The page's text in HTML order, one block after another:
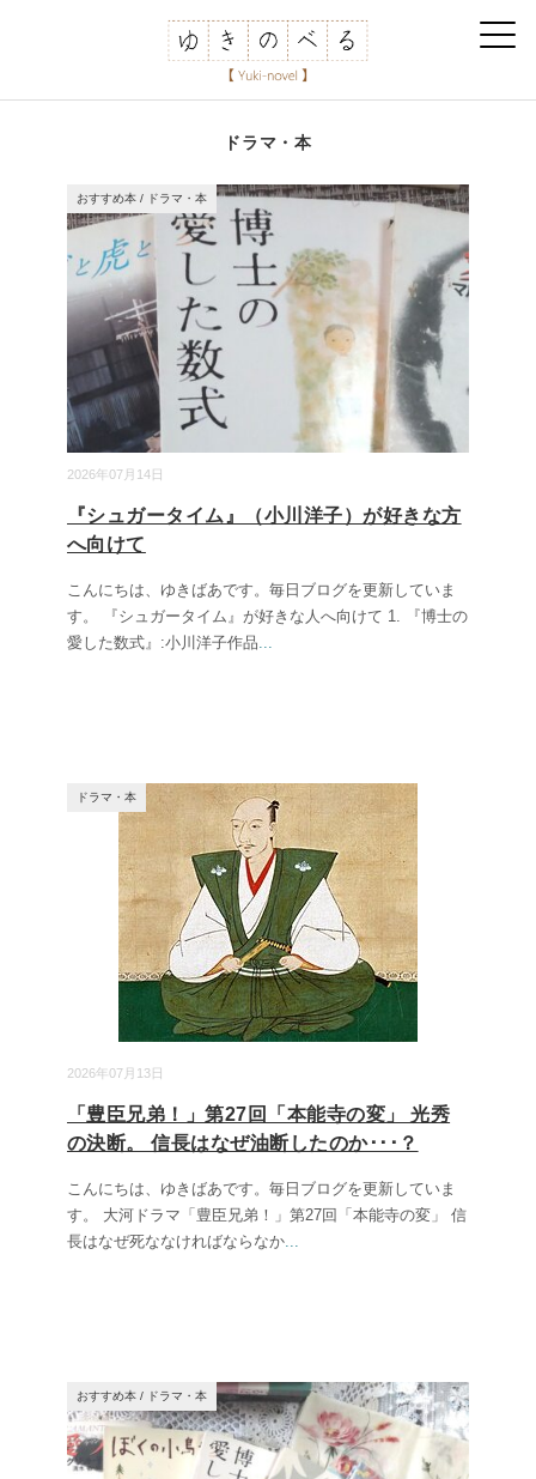
ドラマ・本
2026年07月14日
おすすめ本 / ドラマ・本
『シュガータイム』（小川洋子）が好きな方
へ向けて
こんにちは、ゆきばあです。毎日ブログを更新していま
す。 『シュガータイム』が好きな人へ向けて 1. 『博士の
愛した数式』:小川洋子作品...
2026年07月13日
ドラマ・本
「豊臣兄弟！」第27回「本能寺の変」 光秀
の決断。 信長はなぜ油断したのか･･･？
こんにちは、ゆきばあです。毎日ブログを更新していま
す。 大河ドラマ「豊臣兄弟！」第27回「本能寺の変」 信
長はなぜ死ななければならなか...
おすすめ本 / ドラマ・本